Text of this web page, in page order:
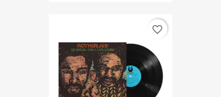
favorite_border